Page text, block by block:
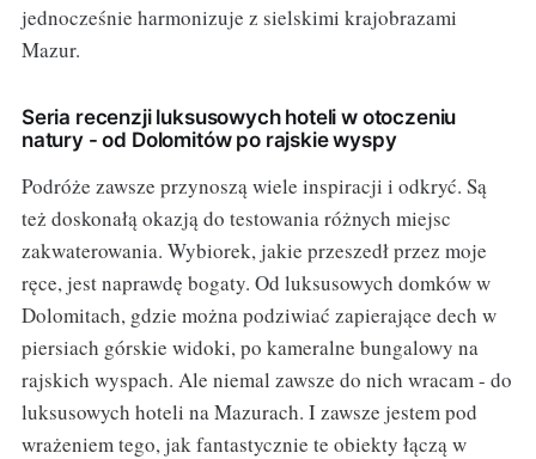
jednocześnie harmonizuje z sielskimi krajobrazami
Mazur.
Seria recenzji luksusowych hoteli w otoczeniu
natury - od Dolomitów po rajskie wyspy
Podróże zawsze przynoszą wiele inspiracji i odkryć. Są
też doskonałą okazją do testowania różnych miejsc
zakwaterowania. Wybiorek, jakie przeszedł przez moje
ręce, jest naprawdę bogaty. Od luksusowych domków w
Dolomitach, gdzie można podziwiać zapierające dech w
piersiach górskie widoki, po kameralne bungalowy na
rajskich wyspach. Ale niemal zawsze do nich wracam - do
luksusowych hoteli na Mazurach. I zawsze jestem pod
wrażeniem tego, jak fantastycznie te obiekty łączą w